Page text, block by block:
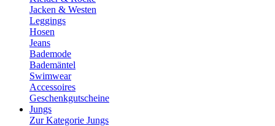
Jacken & Westen
Leggings
Hosen
Jeans
Bademode
Bademäntel
Swimwear
Accessoires
Geschenkgutscheine
Jungs
Zur Kategorie Jungs